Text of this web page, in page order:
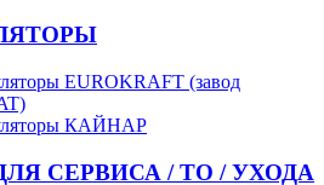
EUROKRAFT (завод
КАЙНАР
СЕРВИСА / ТО / УХОДА